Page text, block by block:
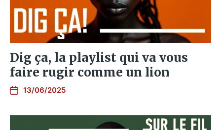
Dig ça, la playlist qui va vous
faire rugir comme un lion
13/06/2025